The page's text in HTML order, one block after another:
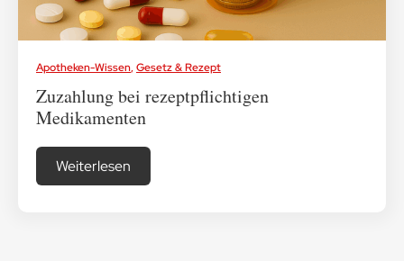
Apotheken-Wissen,Gesetz & Rezept
Zuzahlung bei rezeptpflichtigen
Medikamenten
Weiterlesen